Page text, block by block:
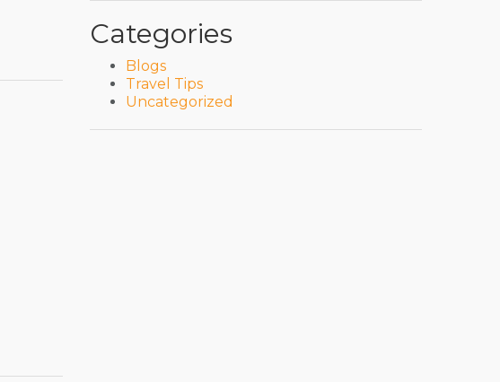
Categories
Blogs
Travel Tips
Uncategorized